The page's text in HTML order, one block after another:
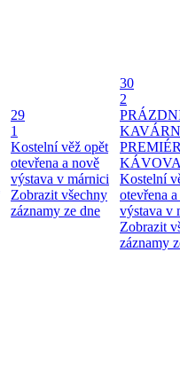
29
1
Kostelní věž opět
otevřena a nově
výstava v márnici
Zobrazit všechny
záznamy ze dne
30
2
Kostelní
otevřena
výstava v
Zobrazit
záznamy